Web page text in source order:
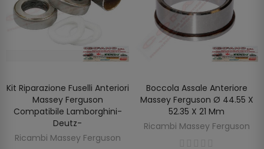
AGGIUNGI AL CARRELLO
Kit Riparazione Fuselli Anteriori
Massey Ferguson
Compatibile Lamborghini-
Deutz-
Ricambi Massey Ferguson
AGGIUNGI AL CARRELLO
Boccola Assale Anteriore
Massey Ferguson Ø 44.55 X
52.35 X 21 Mm
Ricambi Massey Ferguson